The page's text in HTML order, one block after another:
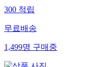
300적립
무료배송
1,499명구매중